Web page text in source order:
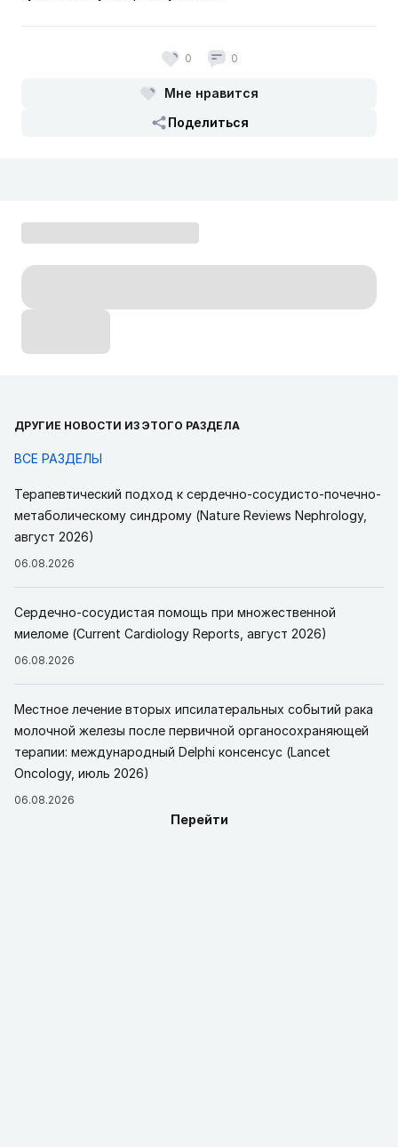
0 0
Мне нравится
Поделиться
ДРУГИЕ НОВОСТИ ИЗ ЭТОГО РАЗДЕЛА
ВСЕ РАЗДЕЛЫ
Терапевтический подход к сердечно-сосудисто-почечно-
метаболическому синдрому (Nature Reviews Nephrology,
август 2026)
06.08.2026
Сердечно-сосудистая помощь при множественной
миеломе (Current Cardiology Reports, август 2026)
06.08.2026
Местное лечение вторых ипсилатеральных событий рака
молочной железы после первичной органосохраняющей
терапии: международный Delphi консенсус (Lancet
Oncology, июль 2026)
06.08.2026
Перейти